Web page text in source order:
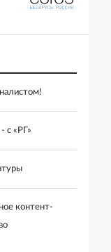
«РГ»
контент-